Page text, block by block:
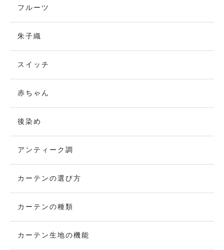
フルーツ
朱子織
スイッチ
赤ちゃん
後染め
アンティーク調
カーテンの選び方
カーテンの種類
カーテン生地の機能